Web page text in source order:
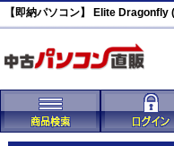
【即納パソコン】 Elite